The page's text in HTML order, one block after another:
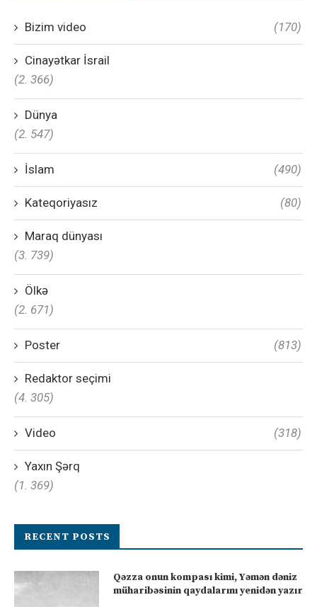
Bizim video (170)
Cinayətkar İsrail
(2. 366)
Dünya
(2. 547)
İslam (490)
Kateqoriyasız (80)
Maraq dünyası
(3. 739)
Ölkə
(2. 671)
Poster (813)
Redaktor seçimi
(4. 305)
Video (318)
Yaxın Şərq
(1. 369)
RECENT POSTS
Qəzza onun kompası kimi, Yəmən dəniz
müharibəsinin qaydalarını yenidən yazır